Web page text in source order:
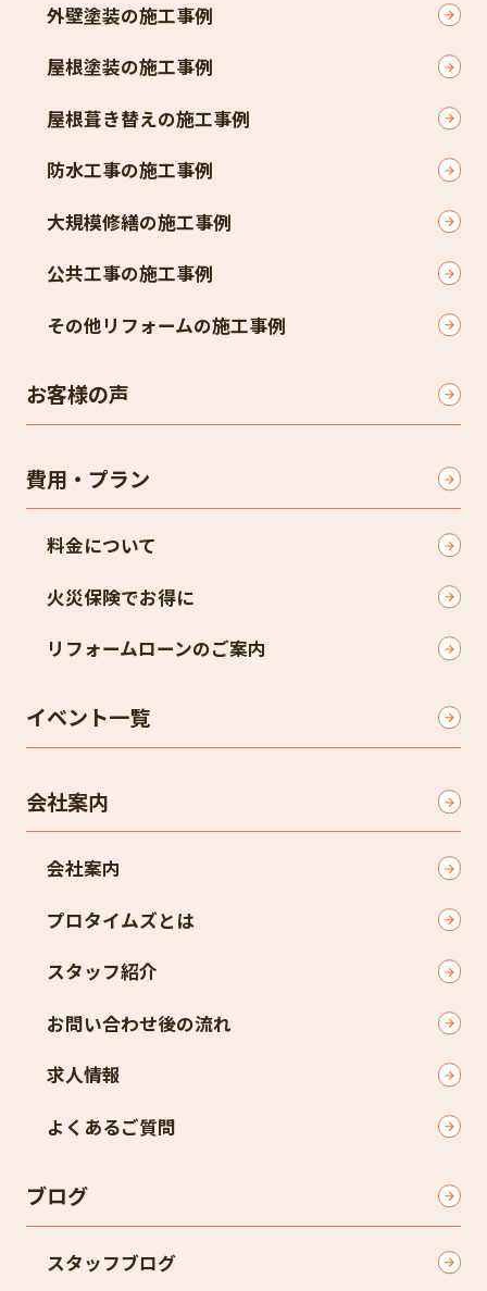
外壁塗装の施工事例
屋根塗装の施工事例
屋根葺き替えの施工事例
防水工事の施工事例
大規模修繕の施工事例
公共工事の施工事例
その他リフォームの施工事例
お客様の声
費用・プラン
料金について
火災保険でお得に
リフォームローンのご案内
イベント一覧
会社案内
会社案内
プロタイムズとは
スタッフ紹介
お問い合わせ後の流れ
求人情報
よくあるご質問
ブログ
スタッフブログ